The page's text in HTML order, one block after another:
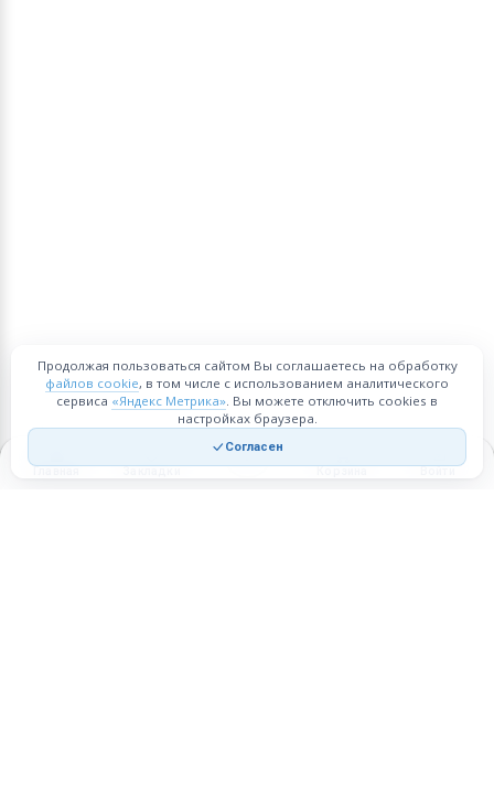
Главная Закладки Корзина Войти
Продолжая пользоваться сайтом Вы соглашаетесь на обработку
файлов cookie, в том числе с использованием аналитического
сервиса «Яндекс Метрика». Вы можете отключить cookies в
настройках браузера.
Согласен